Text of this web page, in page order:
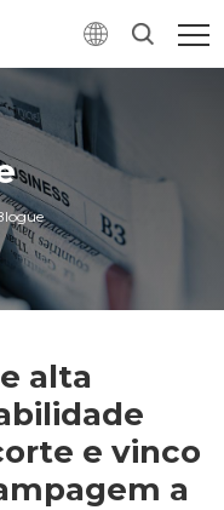
alta
e vinco
a